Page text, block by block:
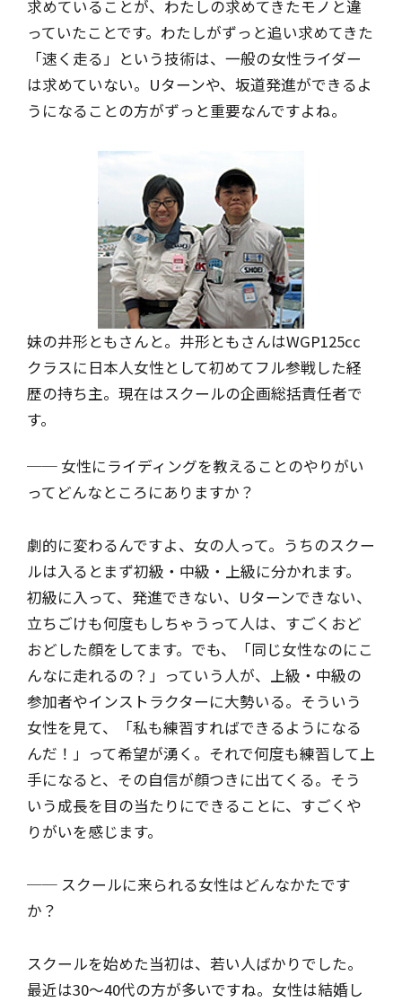
求めていることが、わたしの求めてきたモノと違
っていたことです。わたしがずっと追い求めてきた
「速く走る」という技術は、一般の女性ライダー
は求めていない。Uターンや、坂道発進ができるよ
うになることの方がずっと重要なんですよね。
妹の井形ともさんと。 井形ともさんはWGP125cc
クラスに 日本人女性として初めてフル参戦した経
歴の持ち主。 現在はスクールの企画総括責任者で
す。
── 女性にライディングを教えることのやりがい
ってどんなところにありますか？
劇的に変わるんですよ、女の人って。うちのスクー
ルは入るとまず初級・中級・上級に分かれます。
初級に入って、発進できない、Uターンできない、
立ちごけも何度もしちゃうって人は、すごくおど
おどした顔をしてます。でも、「同じ女性なのにこ
んなに走れるの？」っていう人が、上級・中級の
参加者やインストラクターに大勢いる。そういう
女性を見て、「私も練習すればできるようになる
んだ！」って希望が湧く。それで何度も練習して上
手になると、その自信が顔つきに出てくる。そう
いう成長を目の当たりにできることに、すごくや
りがいを感じます。
── スクールに来られる女性はどんなかたです
か？
スクールを始めた当初は、若い人ばかりでした。
最近は30～40代の方が多いですね。女性は結婚し